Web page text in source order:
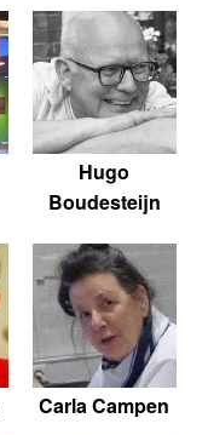
Hugo
Boudesteijn
Carla Campen